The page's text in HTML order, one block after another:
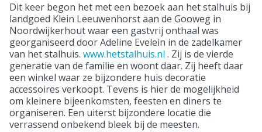
Dit keer begon het met een bezoek aan het stalhuis bij
landgoed Klein Leeuwenhorst aan de Gooweg in
Noordwijkerhout waar een gastvrij onthaal was
georganiseerd door Adeline Evelein in de zadelkamer
van het stalhuis. www.hetstalhuis.nl . Zij is de vierde
generatie van de familie en woont daar. Zij heeft daar
een winkel waar ze bijzondere huis decoratie
accessoires verkoopt. Tevens is hier de mogelijkheid
om kleinere bijeenkomsten, feesten en diners te
organiseren. Een uiterst bijzondere locatie die
verrassend onbekend bleek bij de meesten.